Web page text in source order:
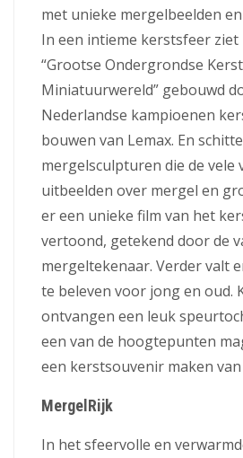
met unieke mergelbeelden
In een intieme kerstsfeer ziet
“Grootse Ondergrondse
Miniatuurwereld” gebouwd
Nederlandse kampioenen
bouwen van Lemax. En
mergelsculpturen die de vele
uitbeelden over mergel en
er een unieke film van het
vertoond, getekend door de
mergeltekenaar. Verder valt
te beleven voor jong en oud.
ontvangen een leuk
een van de hoogtepunten
een kerstsouvenir maken
MergelRijk
In het sfeervolle en